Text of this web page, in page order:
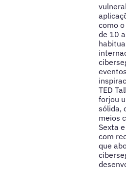
como
de 10
TED
forjou
sólida,
meios
Sexta
com
que